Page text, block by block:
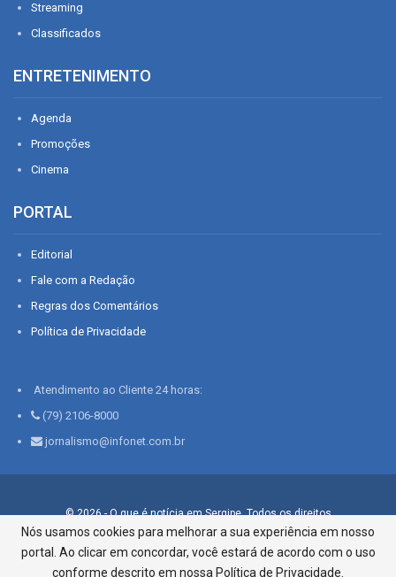
Streaming
Classificados
ENTRETENIMENTO
Agenda
Promoções
Cinema
PORTAL
Editorial
Fale com a Redação
Regras dos Comentários
Política de Privacidade
Atendimento ao Cliente 24 horas:
(79) 2106-8000
jornalismo@infonet.com.br
© 2026 - O que é notícia em Sergipe. Todos os direitos
reservados.
Infonet - Rua Monsenhor Silveira 276, Bairro São José |
Aracaju-SE, CEP 49015-030, Fone: 79.2106.8000 - CI Centro de
Nós usamos cookies para melhorar a sua experiência em nosso
portal. Ao clicar em concordar, você estará de acordo com o uso
conforme descrito em nossa Política de Privacidade.